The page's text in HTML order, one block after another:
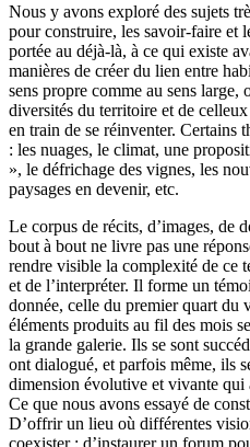
Nous y avons exploré des sujets
pour construire, les savoir-faire et
portée au déjà-là, à ce qui existe
manières de créer du lien entre
sens propre comme au sens large,
diversités du territoire et de
en train de se réinventer. Certains
: les nuages, le climat, une
», le défrichage des vignes, les
paysages en devenir, etc.
Le corpus de récits, d’images, de
bout à bout ne livre pas une
rendre visible la complexité de ce
et de l’interpréter. Il forme un
donnée, celle du premier quart du
éléments produits au fil des mois
la grande galerie. Ils se sont
ont dialogué, et parfois même, ils
dimension évolutive et vivante qui
Ce que nous avons essayé de
D’offrir un lieu où différentes
coexister ; d’instaurer un forum